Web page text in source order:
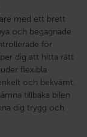
med ett brett
och begagnade
för
dig att hitta rätt
flexibla
och bekvämt.
tillbaka bilen
dig trygg och